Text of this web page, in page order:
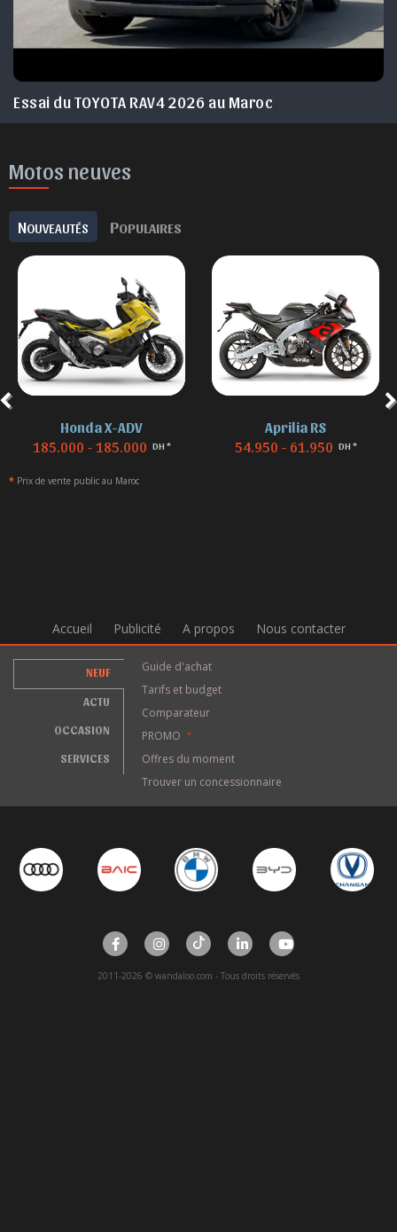
Essai du TOYOTA RAV4 2026 au Maroc
Motos neuves
NOUVEAUTÉS POPULAIRES
Aprilia RS
54.950 - 61.950 DH *
BMW F 850
155.000 - 155.000 DH *
* Prix de vente public au Maroc
Accueil Publicité A propos Nous contacter
NEUF
ACTU
OCCASION
SERVICES
Guide d'achat
Tarifs et budget
Comparateur
PROMO
*
Offres du moment
Trouver un concessionnaire
2011-2026 © wandaloo.com - Tous droits réservés